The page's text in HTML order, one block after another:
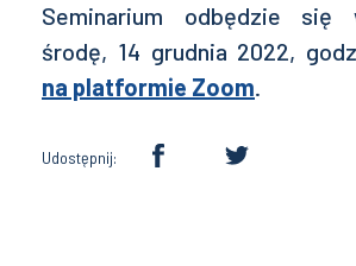
Seminarium odbędzie się
środę, 14 grudnia 2022,
na platformie Zoom.
Udostępnij: